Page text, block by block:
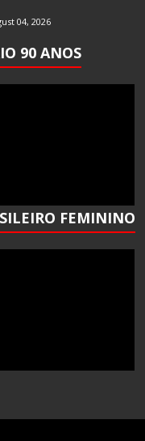
04, 2026
90 ANOS
FEMININO